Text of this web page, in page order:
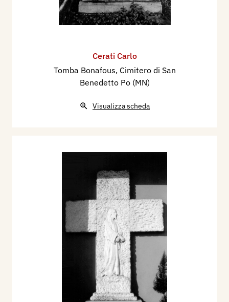
Cerati Carlo
Tomba Bonafous, Cimitero di San
Benedetto Po (MN)
Visualizza scheda